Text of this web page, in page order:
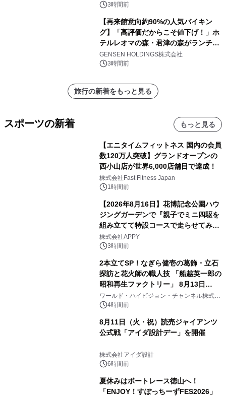
3時間前
【再来館意向約90%の人気バイキン
グ】「高評価だからこそ値下げ！」ホ
テルレオマの森・君津の森がランチバ
イキングの価格改定&繁忙日料金撤廃
を実施
GENSEN HOLDINGS株式会社
3時間前
旅行の新着をもっと見る
スポーツの新着 もっと見る
【エニタイムフィットネス 国内の会員
数120万人突破】グランドオープンの
西小山店が世界6,000店舗目で達成！
株式会社Fast Fitness Japan
1時間前
【2026年8月16日】花博記念公園ハウ
ジングガーデンで『親子でミニ四駆を
組み立てて特設コースで走らせてみよ
う！』を開催
株式会社APPY
3時間前
2本立てSP！なぎら健壱の葛飾・立石
探訪と花火師の職人技 「船越英一郎の
昭和再生ファクトリー」 8月13日
（木）よる9時～ BS12 トゥエルビで
放送
ワールド・ハイビジョン・チャンネル株式会
社 4時間前
8月11日（火・祝）読売ジャイアンツ
公式戦「アイダ設計デー」を開催
株式会社アイダ設計
6時間前
夏休みはボートレース徳山へ！
「ENJOY！すぽっちーずFES2026」